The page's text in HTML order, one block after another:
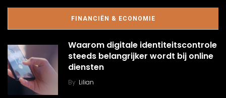
FINANCIËN & ECONOMIE
Waarom digitale identiteitscontrole
steeds belangrijker wordt bij online
diensten
By Lilian